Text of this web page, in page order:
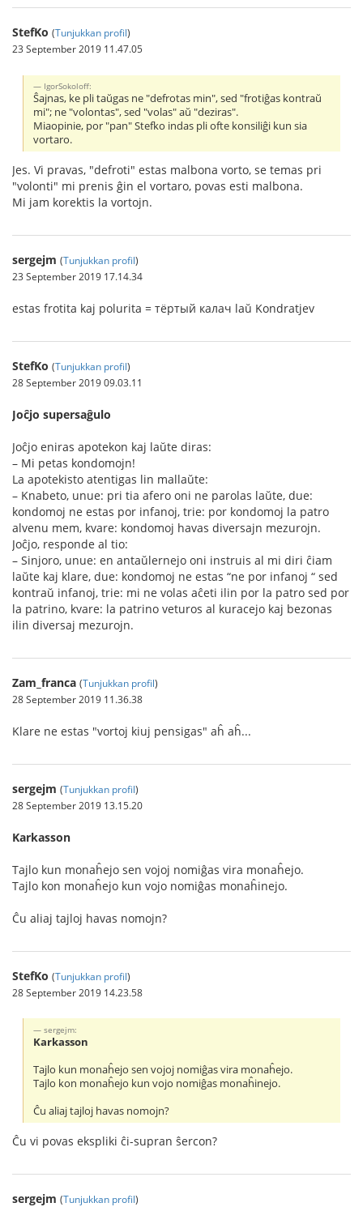
StefKo (Tunjukkan profil)
23 September 2019 11.47.05
IgorSokoloff:
Ŝajnas, ke pli taŭgas ne "defrotas min", sed "frotiĝas kontraŭ
mi"; ne "volontas", sed "volas" aŭ "deziras".
Miaopinie, por "pan" Stefko indas pli ofte konsiliĝi kun sia
vortaro.
Jes. Vi pravas, "defroti" estas malbona vorto, se temas pri
"volonti" mi prenis ĝin el vortaro, povas esti malbona.
Mi jam korektis la vortojn.
sergejm (Tunjukkan profil)
23 September 2019 17.14.34
estas frotita kaj polurita = тёртый калач laŭ Kondratjev
StefKo (Tunjukkan profil)
28 September 2019 09.03.11
Joĉjo supersaĝulo
Joĉjo eniras apotekon kaj laŭte diras:
– Mi petas kondomojn!
La apotekisto atentigas lin mallaŭte:
– Knabeto, unue: pri tia afero oni ne parolas laŭte, due:
kondomoj ne estas por infanoj, trie: por kondomoj la patro
alvenu mem, kvare: kondomoj havas diversajn mezurojn.
Joĉjo, responde al tio:
– Sinjoro, unue: en antaŭlernejo oni instruis al mi diri ĉiam
laŭte kaj klare, due: kondomoj ne estas “ne por infanoj “ sed
kontraŭ infanoj, trie: mi ne volas aĉeti ilin por la patro sed por
la patrino, kvare: la patrino veturos al kuracejo kaj bezonas
ilin diversaj mezurojn.
Zam_franca (Tunjukkan profil)
28 September 2019 11.36.38
Klare ne estas "vortoj kiuj pensigas" aĥ aĥ...
sergejm (Tunjukkan profil)
28 September 2019 13.15.20
Karkasson
Tajlo kun monaĥejo sen vojoj nomiĝas vira monaĥejo.
Tajlo kon monaĥejo kun vojo nomiĝas monaĥinejo.
Ĉu aliaj tajloj havas nomojn?
StefKo (Tunjukkan profil)
28 September 2019 14.23.58
sergejm:
Karkasson
Tajlo kun monaĥejo sen vojoj nomiĝas vira monaĥejo.
Tajlo kon monaĥejo kun vojo nomiĝas monaĥinejo.
Ĉu aliaj tajloj havas nomojn?
Ĉu vi povas ekspliki ĉi-supran ŝercon?
sergejm (Tunjukkan profil)